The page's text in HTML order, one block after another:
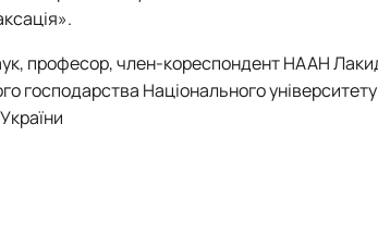
професор, член-кореспондент НААН
господарства Національного університету